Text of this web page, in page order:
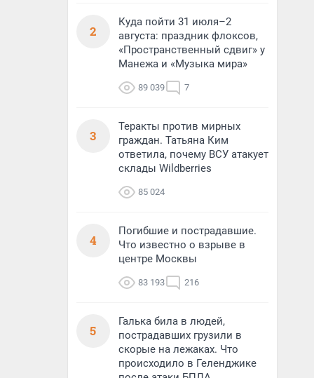
2
Куда пойти 31 июля–2
августа: праздник флоксов,
«Пространственный сдвиг» у
Манежа и «Музыка мира»
89 039 7
3
Теракты против мирных
граждан. Татьяна Ким
ответила, почему ВСУ атакует
склады Wildberries
85 024
4
Погибшие и пострадавшие.
Что известно о взрыве в
центре Москвы
83 193 216
5
Галька била в людей,
пострадавших грузили в
скорые на лежаках. Что
происходило в Геленджике